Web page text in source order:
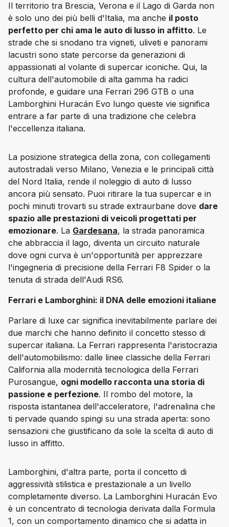
Il territorio tra Brescia, Verona e il Lago di Garda non
è solo uno dei più belli d'Italia, ma anche il posto
perfetto per chi ama le auto di lusso in affitto. Le
strade che si snodano tra vigneti, uliveti e panorami
lacustri sono state percorse da generazioni di
appassionati al volante di supercar iconiche. Qui, la
cultura dell'automobile di alta gamma ha radici
profonde, e guidare una Ferrari 296 GTB o una
Lamborghini Huracán Evo lungo queste vie significa
entrare a far parte di una tradizione che celebra
l'eccellenza italiana.
La posizione strategica della zona, con collegamenti
autostradali verso Milano, Venezia e le principali città
del Nord Italia, rende il noleggio di auto di lusso
ancora più sensato. Puoi ritirare la tua supercar e in
pochi minuti trovarti su strade extraurbane dove dare
spazio alle prestazioni di veicoli progettati per
emozionare. La Gardesana, la strada panoramica
che abbraccia il lago, diventa un circuito naturale
dove ogni curva è un'opportunità per apprezzare
l'ingegneria di precisione della Ferrari F8 Spider o la
tenuta di strada dell'Audi RS6.
Ferrari e Lamborghini: il DNA delle emozioni italiane
Parlare di luxe car significa inevitabilmente parlare dei
due marchi che hanno definito il concetto stesso di
supercar italiana. La Ferrari rappresenta l'aristocrazia
dell'automobilismo: dalle linee classiche della Ferrari
California alla modernità tecnologica della Ferrari
Purosangue, ogni modello racconta una storia di
passione e perfezione. Il rombo del motore, la
risposta istantanea dell'acceleratore, l'adrenalina che
ti pervade quando spingi su una strada aperta: sono
sensazioni che giustificano da sole la scelta di auto di
lusso in affitto.
Lamborghini, d'altra parte, porta il concetto di
aggressività stilistica e prestazionale a un livello
completamente diverso. La Lamborghini Huracán Evo
è un concentrato di tecnologia derivata dalla Formula
1, con un comportamento dinamico che si adatta in